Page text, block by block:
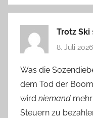
Trotz Ski
8. Juli
Was die
dem Tod der
wird niemand
Steuern zu